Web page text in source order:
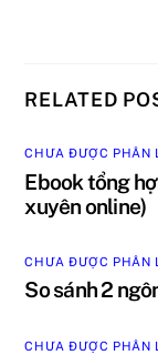
RELATED
CHƯA ĐƯỢC PHÂN
Ebook tổng
xuyên online)
CHƯA ĐƯỢC PHÂN
So sánh 2
CHƯA ĐƯỢC PHÂN